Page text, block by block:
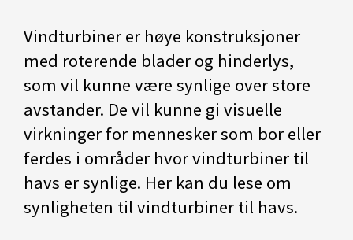
Vindturbiner er høye konstruksjoner
med roterende blader og hinderlys,
som vil kunne være synlige over store
avstander. De vil kunne gi visuelle
virkninger for mennesker som bor eller
ferdes i områder hvor vindturbiner til
havs er synlige. Her kan du lese om
synligheten til vindturbiner til havs.